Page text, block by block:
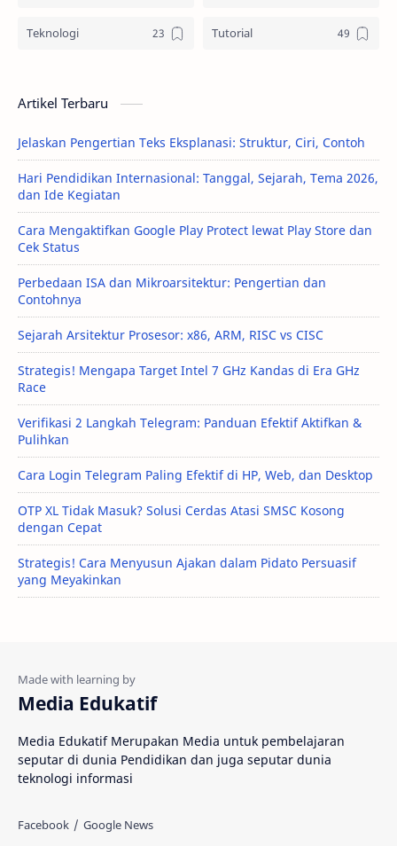
Teknologi Tutorial
Artikel Terbaru
Jelaskan Pengertian Teks Eksplanasi: Struktur, Ciri, Contoh
Hari Pendidikan Internasional: Tanggal, Sejarah, Tema 2026,
dan Ide Kegiatan
Cara Mengaktifkan Google Play Protect lewat Play Store dan
Cek Status
Perbedaan ISA dan Mikroarsitektur: Pengertian dan
Contohnya
Sejarah Arsitektur Prosesor: x86, ARM, RISC vs CISC
Strategis! Mengapa Target Intel 7 GHz Kandas di Era GHz
Race
Verifikasi 2 Langkah Telegram: Panduan Efektif Aktifkan &
Pulihkan
Cara Login Telegram Paling Efektif di HP, Web, dan Desktop
OTP XL Tidak Masuk? Solusi Cerdas Atasi SMSC Kosong
dengan Cepat
Strategis! Cara Menyusun Ajakan dalam Pidato Persuasif
yang Meyakinkan
Media Edukatif
Media Edukatif Merupakan Media untuk pembelajaran
seputar di dunia Pendidikan dan juga seputar dunia
teknologi informasi